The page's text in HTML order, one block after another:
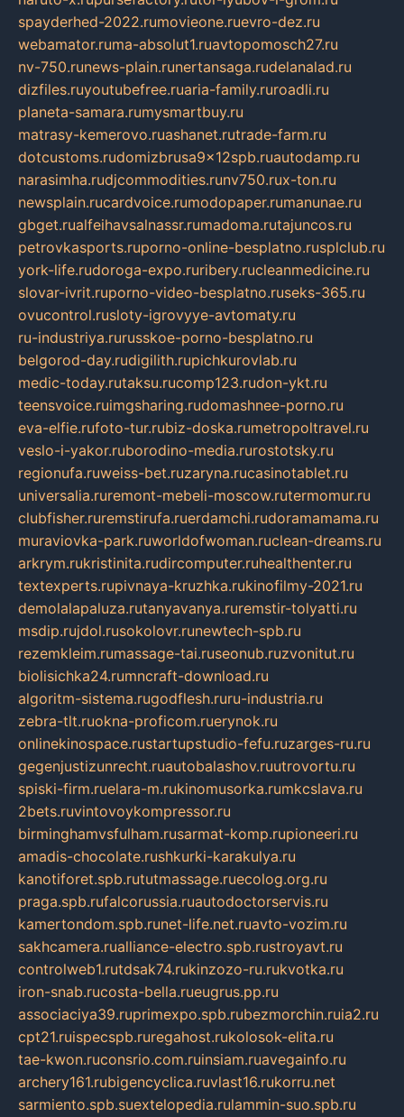
spayderhed-2022.rumovieone.ruevro-dez.ru
webamator.ruma-absolut1.ruavtopomosch27.ru
nv-750.runews-plain.runertansaga.rudelanalad.ru
dizfiles.ruyoutubefree.ruaria-family.ruroadli.ru
planeta-samara.rumysmartbuy.ru
matrasy-kemerovo.ruashanet.rutrade-farm.ru
dotcustoms.rudomizbrusa9x12spb.ruautodamp.ru
narasimha.rudjcommodities.runv750.rux-ton.ru
newsplain.rucardvoice.rumodopaper.rumanunae.ru
gbget.rualfeihavsalnassr.rumadoma.rutajuncos.ru
petrovkasports.ruporno-online-besplatno.rusplclub.ru
york-life.rudoroga-expo.ruribery.rucleanmedicine.ru
slovar-ivrit.ruporno-video-besplatno.ruseks-365.ru
ovucontrol.rusloty-igrovyye-avtomaty.ru
ru-industriya.rurusskoe-porno-besplatno.ru
belgorod-day.rudigilith.rupichkurovlab.ru
medic-today.rutaksu.rucomp123.rudon-ykt.ru
teensvoice.ruimgsharing.rudomashnee-porno.ru
eva-elfie.rufoto-tur.rubiz-doska.rumetropoltravel.ru
veslo-i-yakor.ruborodino-media.rurostotsky.ru
regionufa.ruweiss-bet.ruzaryna.rucasinotablet.ru
universalia.ruremont-mebeli-moscow.rutermomur.ru
clubfisher.ruremstirufa.ruerdamchi.rudoramamama.ru
muraviovka-park.ruworldofwoman.ruclean-dreams.ru
arkrym.rukristinita.rudircomputer.ruhealthenter.ru
textexperts.rupivnaya-kruzhka.rukinofilmy-2021.ru
demolalapaluza.rutanyavanya.ruremstir-tolyatti.ru
msdip.rujdol.rusokolovr.runewtech-spb.ru
rezemkleim.rumassage-tai.ruseonub.ruzvonitut.ru
biolisichka24.rumncraft-download.ru
algoritm-sistema.rugodflesh.ruru-industria.ru
zebra-tlt.ruokna-proficom.ruerynok.ru
onlinekinospace.rustartupstudio-fefu.ruzarges-ru.ru
gegenjustizunrecht.ruautobalashov.ruutrovortu.ru
spiski-firm.ruelara-m.rukinomusorka.rumkcslava.ru
2bets.ruvintovoykompressor.ru
birminghamvsfulham.rusarmat-komp.rupioneeri.ru
amadis-chocolate.rushkurki-karakulya.ru
kanotiforet.spb.rututmassage.ruecolog.org.ru
praga.spb.rufalcorussia.ruautodoctorservis.ru
kamertondom.spb.runet-life.net.ruavto-vozim.ru
sakhcamera.rualliance-electro.spb.rustroyavt.ru
controlweb1.rutdsak74.rukinzozo-ru.rukvotka.ru
iron-snab.rucosta-bella.rueugrus.pp.ru
associaciya39.ruprimexpo.spb.rubezmorchin.ruia2.ru
cpt21.ruispecspb.ruregahost.rukolosok-elita.ru
tae-kwon.ruconsrio.com.ruinsiam.ruavegainfo.ru
archery161.rubigencyclica.ruvlast16.rukorru.net
sarmiento.spb.suextelopedia.rulammin-suo.spb.ru